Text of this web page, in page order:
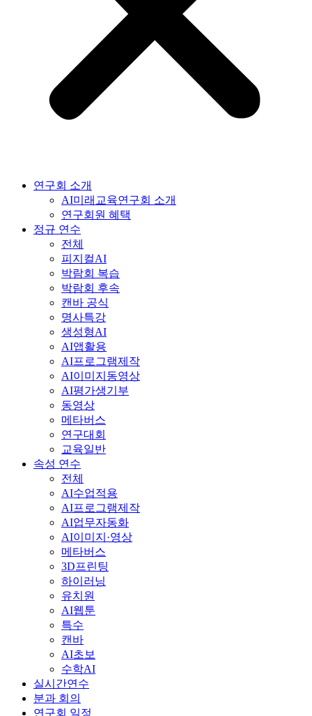
연구회 소개
AI미래교육연구회 소개
연구회원 혜택
정규 연수
전체
피지컬AI
박람회 복습
박람회 후속
캔바 공식
명사특강
생성형AI
AI앱활용
AI프로그램제작
AI이미지동영상
AI평가생기부
동영상
메타버스
연구대회
교육일반
속성 연수
전체
AI수업적용
AI프로그램제작
AI업무자동화
AI이미지·영상
메타버스
3D프린팅
하이러닝
유치원
AI웹툰
특수
캔바
AI초보
수학AI
실시간연수
분과 회의
연구회 일정